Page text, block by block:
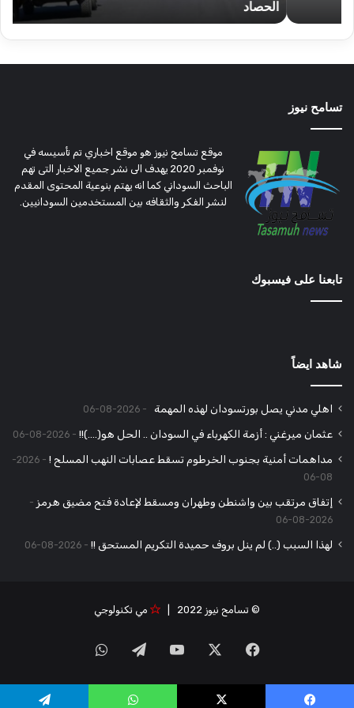
تسامح نيوز
موقع تسامح نيوز هو موقع اخباري تم تأسيسه في
نوفمبر 2020 يهدف الى نشر جميع الاخبار التى تهم
الباحث السوداني كما انه يهتم بنوعية المحتوى المقدم
لنشر الفكر والثقافه بين المستخدمين السودانيين.
تابعنا على فيسبوك
شاهد ايضاً
اهلي مدني يصل بورتسودان لهذه المهمة 2026-08-06
عثمان ميرغني : أزمة الكهرباء في السودان .. الحل هو(….)!! 2026-08-06
مداهمات أمنية بجنوب الخرطوم تسقط عصابات النهب المسلح !
2026-
08-06
إتفاق مرتقب بين واشنطن وطهران ومسقط لإعادة فتح مضيق هرمز
2026-08-06
لهذا السبب (..) لم ينل بروف حميدة التكريم المستحق !! 2026-08-06
© تسامح نيوز 2022 | مي تكنولوجي
فيسبوك ‫YouTubeتيلقرامواتساب